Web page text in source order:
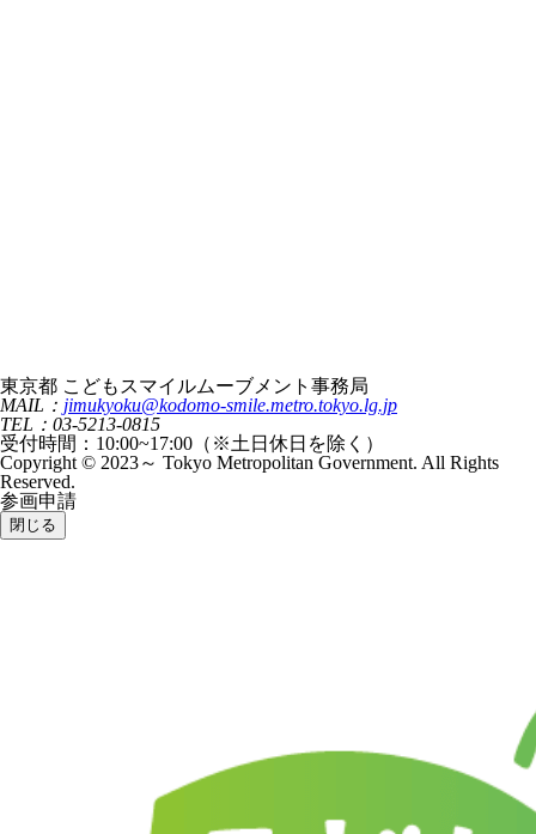
東京都 こどもスマイルムーブメント事務局
MAIL： jimukyoku@kodomo-smile.metro.tokyo.lg.jp
TEL：03-5213-0815
受付時間：10:00~17:00（※土日休日を除く）
Copyright © 2023～ Tokyo Metropolitan Government. All Rights
Reserved.
参画申請
閉じる